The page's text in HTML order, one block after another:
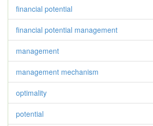
financial potential
financial potential management
management
management mechanism
optimality
potential